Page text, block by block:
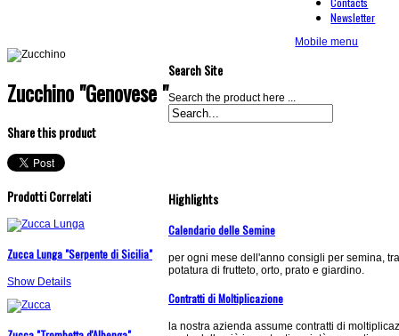
Newsletter
Mobile menu
Zucchino "Genovese "
Share this product
Prodotti Correlati
Zucca Lunga "Serpente di Sicilia"
Show Details
Search Site
Search the product here ...
Highlights
Calendario delle Semine
per ogni mese dell'anno consigli per semina,
potatura di frutteto, orto, prato e giardino.
Contratti di Moltiplicazione
la nostra azienda assume contratti di